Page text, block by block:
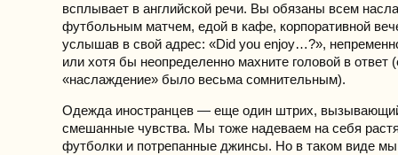
всплывает в английской речи. Вы обязаны всем
футбольным матчем, едой в кафе, корпоративной
услышав в свой адрес: «Did you enjoy…?»,
или хотя бы неопределенно махните головой в ответ
«наслаждение» было весьма сомнительным).
Одежда иностранцев — еще один штрих,
смешанные чувства. Мы тоже надеваем на себя
футболки и потрепанные джинсы. Но в таком виде мы